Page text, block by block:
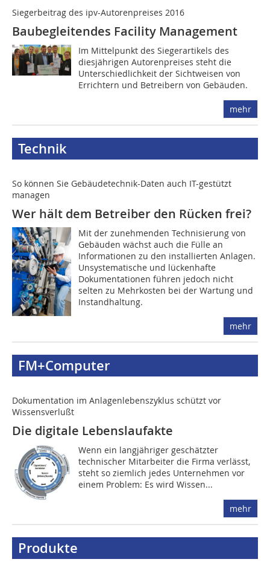
Siegerbeitrag des ipv-Autorenpreises 2016
Baubegleitendes Facility Management
Im Mittelpunkt des Siegerartikels des
diesjährigen Autorenpreises steht die
Unterschiedlichkeit der Sichtweisen von
Errichtern und Betreibern von Gebäuden.
mehr
Technik
So können Sie Gebäudetechnik-Daten auch IT-gestützt
managen
Wer hält dem Betreiber den Rücken frei?
Mit der zunehmenden Technisierung von
Gebäuden wächst auch die Fülle an
Informationen zu den installierten Anlagen.
Unsystematische und lückenhafte
Dokumentationen führen jedoch nicht
selten zu Mehrkosten bei der Wartung und
Instandhaltung.
mehr
FM+Computer
Dokumentation im Anlagenlebenszyklus schützt vor
Wissensverlußt
Die digitale Lebenslaufakte
Wenn ein langjähriger geschätzter
technischer Mitarbeiter die Firma verlässt,
steht so ziemlich jedes Unter­nehmen vor
einem Problem: Es wird Wissen...
mehr
Produkte